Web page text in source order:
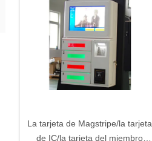
La tarjeta de Magstripe/la tarjeta
de IC/la tarjeta del miembro